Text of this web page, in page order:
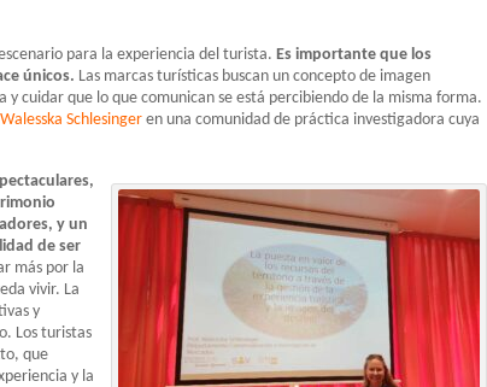
para la experiencia del turista.Es importante que los
únicos. Las marcas turísticas buscan un concepto de imagen
cuidar que lo que comunican se está percibiendo de la misma forma.
Walesska Schlesinger en una comunidad de práctica investigadora cuya
y un
de ser
más por la
vivir. La
y
Los turistas
que
y la